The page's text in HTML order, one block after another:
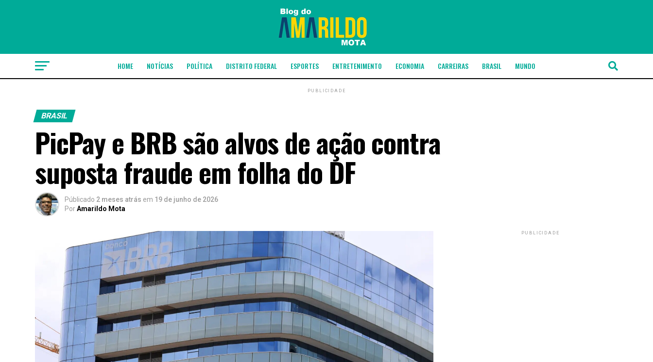
HOME NOTÍCIAS POLÍTICA DISTRITO FEDERAL ESPORTES ENTRETENIMENTO ECONOMIA CARREIRAS BRASIL MUNDO
PUBLICIDADE
BRASIL
PicPay e BRB são alvos de ação contra
suposta fraude em folha do DF
Públicado 2 meses atrás em 19 de junho de 2026
PorAmarildo Mota
PUBLICIDADE